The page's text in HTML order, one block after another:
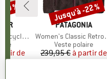
Fleece
réduit
de
%
MARQUE
PATAGONIA
Article
Women's Classic Retro-X Jacket
Product group
Veste polaire
Prix
239,95 € Prix réduit
à partir de
Remise
Jusqu'à -22 %